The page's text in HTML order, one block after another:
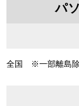
パ
全国 ※一部離島除